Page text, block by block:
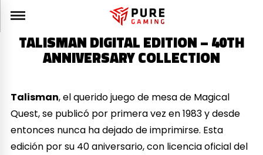
TALISMAN DIGITAL EDITION – 40TH
ANNIVERSARY COLLECTION
Talisman, el querido juego de mesa de Magical
Quest, se publicó por primera vez en 1983 y desde
entonces nunca ha dejado de imprimirse. Esta
edición por su 40 aniversario, con licencia oficial del